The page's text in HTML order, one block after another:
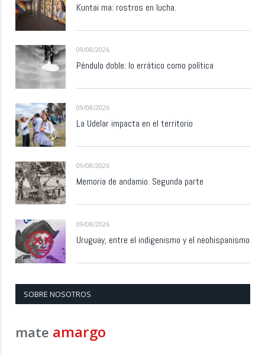
Kuntai ma: rostros en lucha.
09/08/2026
Péndulo doble: lo errático como política
09/08/2026
La Udelar impacta en el territorio
09/08/2026
Memoria de andamio. Segunda parte
09/08/2026
Uruguay, entre el indigenismo y el neohispanismo
SOBRE NOSOTROS
mate amargo